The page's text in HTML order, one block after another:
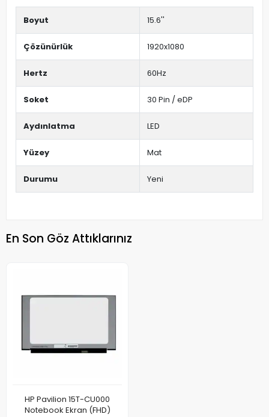
Boyut 15.6''
Çözünürlük 1920x1080
Hertz 60Hz
Soket 30 Pin / eDP
Aydınlatma LED
Yüzey Mat
Durumu Yeni
En Son Göz Attıklarınız
HP Pavilion 15T-CU000
Notebook Ekran (FHD)